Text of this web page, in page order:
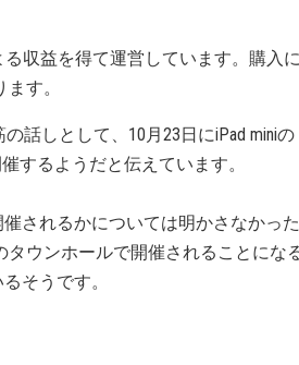
収益を得て運営しています。購入に
す。
話しとして、10月23日にiPad miniの
するようだと伝えています。
されるかについては明かさなかった
タウンホールで開催されることにな
そうです。